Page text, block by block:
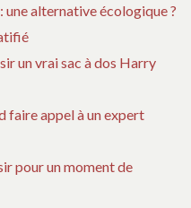
alternative écologique ?
un vrai sac à dos Harry
faire appel à un expert
pour un moment de